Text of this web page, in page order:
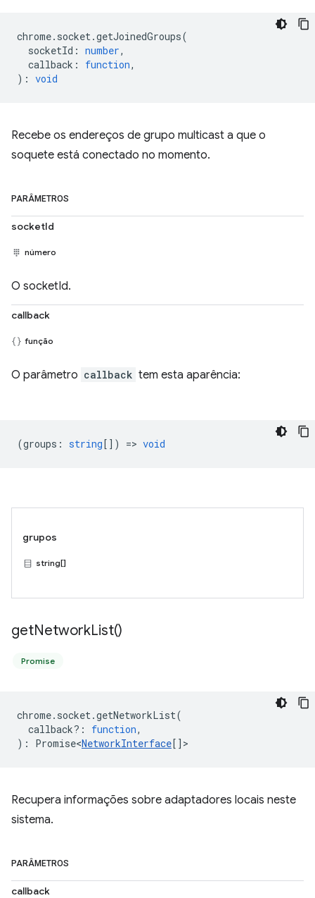
chrome. socket.getJoinedGroups(
socketId : number,
callback : function,
) : void
Recebe os endereços de grupo multicast a que o
soquete está conectado no momento.
PARÂMETROS
socketId
número
O socketId.
callback
função
O parâmetro callback tem esta aparência:
(groups : string[]) => void
grupos
string[]
getNetworkList()
Promise
chrome. socket.getNetworkList(
callback? : function,
) : Promise<NetworkInterface[] >
Recupera informações sobre adaptadores locais neste
sistema.
PARÂMETROS
callback